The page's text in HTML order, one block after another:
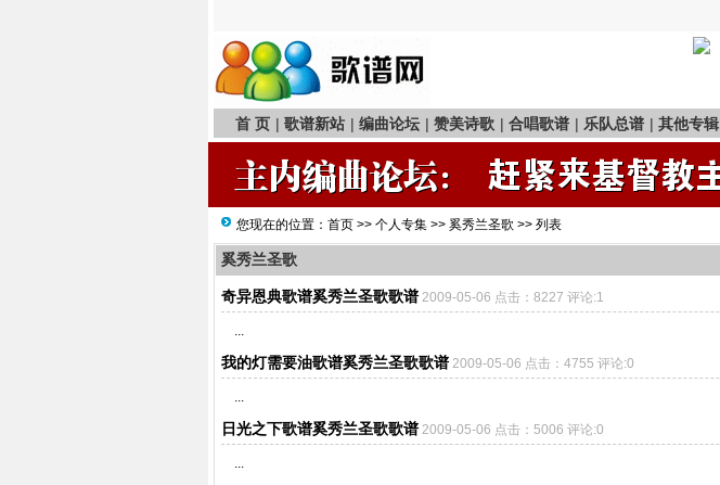
首 页 | 歌谱新站 | 编曲论坛 | 赞美诗歌 | 合唱歌谱 | 乐队总谱 | 其他专辑
您现在的位置： 首页 >> 个人专集 >> 奚秀兰圣歌 >> 列表
奚秀兰圣歌
奇异恩典歌谱奚秀兰圣歌歌谱 2009-05-06 点击：8227 评论:1
...
我的灯需要油歌谱奚秀兰圣歌歌谱 2009-05-06 点击：4755 评论:0
...
日光之下歌谱奚秀兰圣歌歌谱 2009-05-06 点击：5006 评论:0
...